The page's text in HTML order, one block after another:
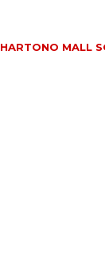
HARTONO MALL